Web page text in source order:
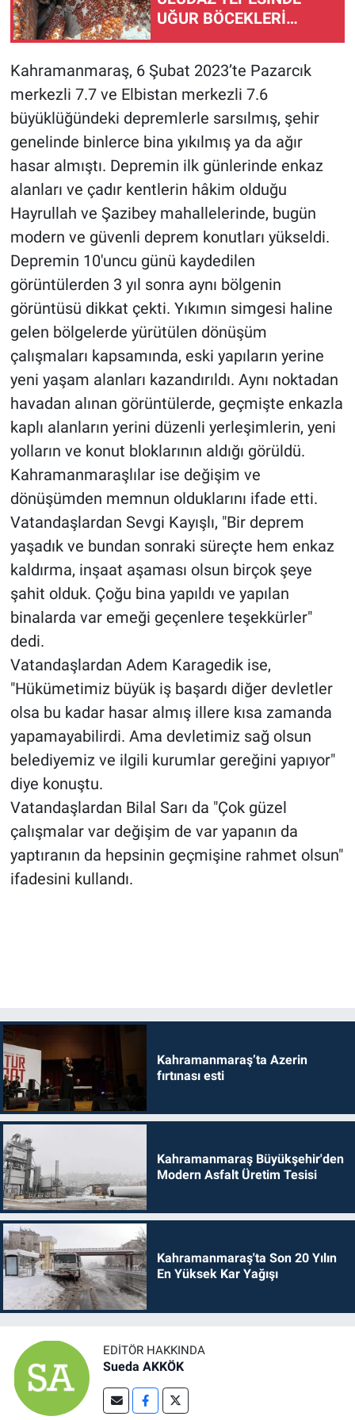
UĞUR BÖCEKLERİ
FOTOĞRAFLANDI
Kahramanmaraş, 6 Şubat 2023’te Pazarcık
merkezli 7.7 ve Elbistan merkezli 7.6
büyüklüğündeki depremlerle sarsılmış, şehir
genelinde binlerce bina yıkılmış ya da ağır
hasar almıştı. Depremin ilk günlerinde enkaz
alanları ve çadır kentlerin hâkim olduğu
Hayrullah ve Şazibey mahallelerinde, bugün
modern ve güvenli deprem konutları yükseldi.
Depremin 10'uncu günü kaydedilen
görüntülerden 3 yıl sonra aynı bölgenin
görüntüsü dikkat çekti. Yıkımın simgesi haline
gelen bölgelerde yürütülen dönüşüm
çalışmaları kapsamında, eski yapıların yerine
yeni yaşam alanları kazandırıldı. Aynı noktadan
havadan alınan görüntülerde, geçmişte enkazla
kaplı alanların yerini düzenli yerleşimlerin, yeni
yolların ve konut bloklarının aldığı görüldü.
Kahramanmaraşlılar ise değişim ve
dönüşümden memnun olduklarını ifade etti.
Vatandaşlardan Sevgi Kayışlı, "Bir deprem
yaşadık ve bundan sonraki süreçte hem enkaz
kaldırma, inşaat aşaması olsun birçok şeye
şahit olduk. Çoğu bina yapıldı ve yapılan
binalarda var emeği geçenlere teşekkürler"
dedi.
Vatandaşlardan Adem Karagedik ise,
"Hükümetimiz büyük iş başardı diğer devletler
olsa bu kadar hasar almış illere kısa zamanda
yapamayabilirdi. Ama devletimiz sağ olsun
belediyemiz ve ilgili kurumlar gereğini yapıyor"
diye konuştu.
Vatandaşlardan Bilal Sarı da "Çok güzel
çalışmalar var değişim de var yapanın da
yaptıranın da hepsinin geçmişine rahmet olsun"
ifadesini kullandı.
Kahramanmaraş’ta Azerin
fırtınası esti
Kahramanmaraş Büyükşehir'den
Modern Asfalt Üretim Tesisi
Kahramanmaraş'ta Son 20 Yılın
En Yüksek Kar Yağışı
EDITÖR HAKKINDA
Sueda AKKÖK